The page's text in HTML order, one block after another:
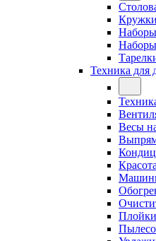
Кружки
Техника для
Весы
Плойки